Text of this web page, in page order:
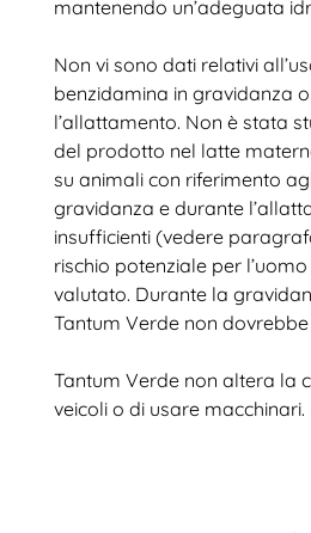
mantenendo un’adeguata
Non vi sono dati relativi
benzidamina in gravidanza
l’allattamento. Non è stata
del prodotto nel latte
su animali con riferimento
gravidanza e durante
insufficienti (vedere
rischio potenziale per
valutato. Durante la
Tantum Verde non
Tantum Verde non altera la
veicoli o di usare macchinari.